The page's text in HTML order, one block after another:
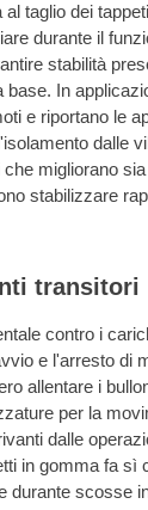
taglio dei
durante il
stabilità
In
e riportano le
dalle
migliorano
stabilizzare
transitori
contro i
e l'arresto di
allentare i
per la
dalle
in gomma fa sì
durante scosse